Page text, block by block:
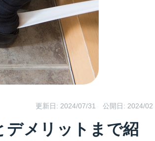
更新日: 2024/07/31 公開日: 2024/02
デメリットまで紹